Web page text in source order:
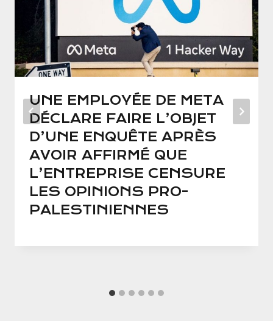
UNE EMPLOYÉE DE META
DÉCLARE FAIRE L’OBJET
D’UNE ENQUÊTE APRÈS
AVOIR AFFIRMÉ QUE
L’ENTREPRISE CENSURE
LES OPINIONS PRO-
PALESTINIENNES